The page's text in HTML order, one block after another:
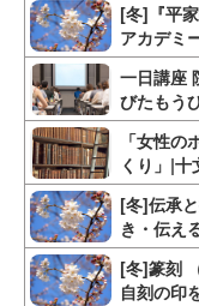
[冬]『平
アカデミ
一日講座
びたもう
「女性
くり」|十
[冬]伝承
き・伝え
[冬]篆刻
自刻の印